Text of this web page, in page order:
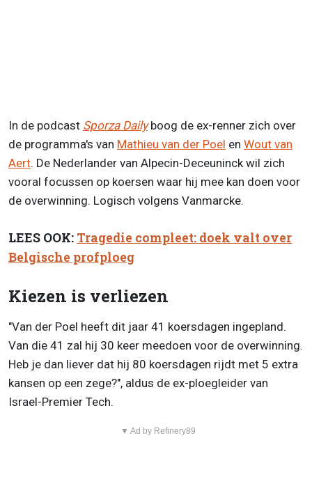
In de podcast Sporza Daily boog de ex-renner zich over
de programma's van Mathieu van der Poel en Wout van
Aert. De Nederlander van Alpecin-Deceuninck wil zich
vooral focussen op koersen waar hij mee kan doen voor
de overwinning. Logisch volgens Vanmarcke.
LEES OOK: Tragedie compleet: doek valt over
Belgische profploeg
Kiezen is verliezen
"Van der Poel heeft dit jaar 41 koersdagen ingepland.
Van die 41 zal hij 30 keer meedoen voor de overwinning.
Heb je dan liever dat hij 80 koersdagen rijdt met 5 extra
kansen op een zege?", aldus de ex-ploegleider van
Israel-Premier Tech.
▼ Ad by Refinery89